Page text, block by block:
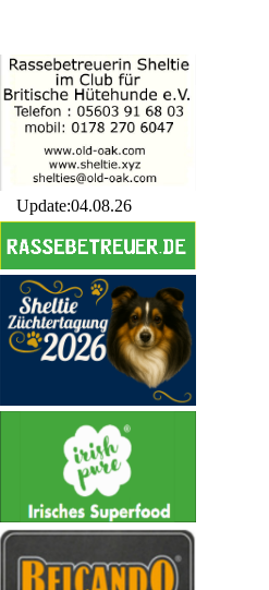
Update:04.08.26